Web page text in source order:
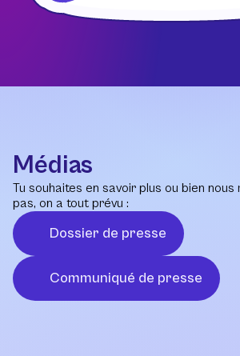
Médias
Tu souhaites en savoir plus ou bien nous
pas, on a tout prévu :
Dossier de presse
Communiqué de presse